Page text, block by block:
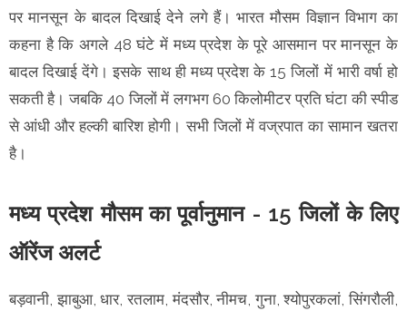
पर मानसून के बादल दिखाई देने लगे हैं। भारत मौसम विज्ञान विभाग का
कहना है कि अगले 48 घंटे में मध्य प्रदेश के पूरे आसमान पर मानसून के
बादल दिखाई देंगे। इसके साथ ही मध्य प्रदेश के 15 जिलों में भारी वर्षा हो
सकती है। जबकि 40 जिलों में लगभग 60 किलोमीटर प्रति घंटा की स्पीड
से आंधी और हल्की बारिश होगी। सभी जिलों में वज्रपात का सामान खतरा
है।
मध्य प्रदेश मौसम का पूर्वानुमान - 15 जिलों के लिए
ऑरेंज अलर्ट
बड़वानी, झाबुआ, धार, रतलाम, मंदसौर, नीमच, गुना, श्योपुरकलां, सिंगरौली,